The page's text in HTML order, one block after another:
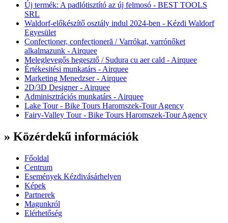
Új termék: A padlótisztító az új felmosó - BEST TOOLS
SRL
Waldorf-előkészítő osztály indul 2024-ben - Kézdi Waldorf
Egyesület
Confecționer, confecționeră / Varrókat, varrónőket
alkalmazunk - Airquee
Meleglevegős hegesztő / Sudura cu aer cald - Airquee
Értékesitési munkatárs - Airquee
Marketing Menedzser - Airquee
2D/3D Designer - Airquee
Adminisztrációs munkatárs - Airquee
Lake Tour - Bike Tours Haromszek-Tour Agency
Fairy-Valley Tour - Bike Tours Haromszek-Tour Agency
» Közérdekű információk
Főoldal
Centrum
Események Kézdivásárhelyen
Képek
Partnerek
Magunkról
Elérhetőség